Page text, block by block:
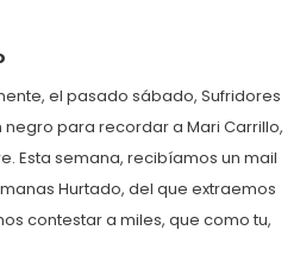
el pasado sábado, Sufridores
para recordar a Mari Carrillo,
Esta semana, recibíamos un mail
Hurtado, del que extraemos
contestar a miles, que como tu,